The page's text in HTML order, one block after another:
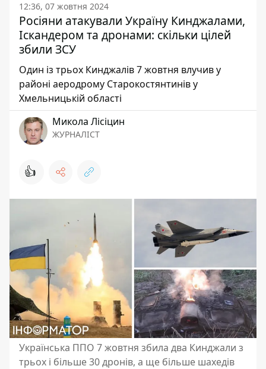
12:36, 07 жовтня 2024
Росіяни атакували Україну Кинджалами,
Іскандером та дронами: скільки цілей
збили ЗСУ
Один із трьох Кинджалів 7 жовтня влучив у
районі аеродрому Старокостянтинів у
Хмельницькій області
Микола Лісіцин
ЖУРНАЛІСТ
👍
Українська ППО 7 жовтня збила два Кинджали з
трьох і більше 30 дронів, а ще більше шахедів